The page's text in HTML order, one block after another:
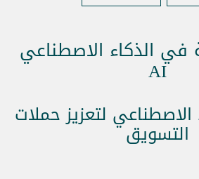
في الذكاء الاصطناعي
AI
لتعزيز حملات
التسويق